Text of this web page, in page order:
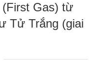
Gas) từ
Tử Trắng (giai